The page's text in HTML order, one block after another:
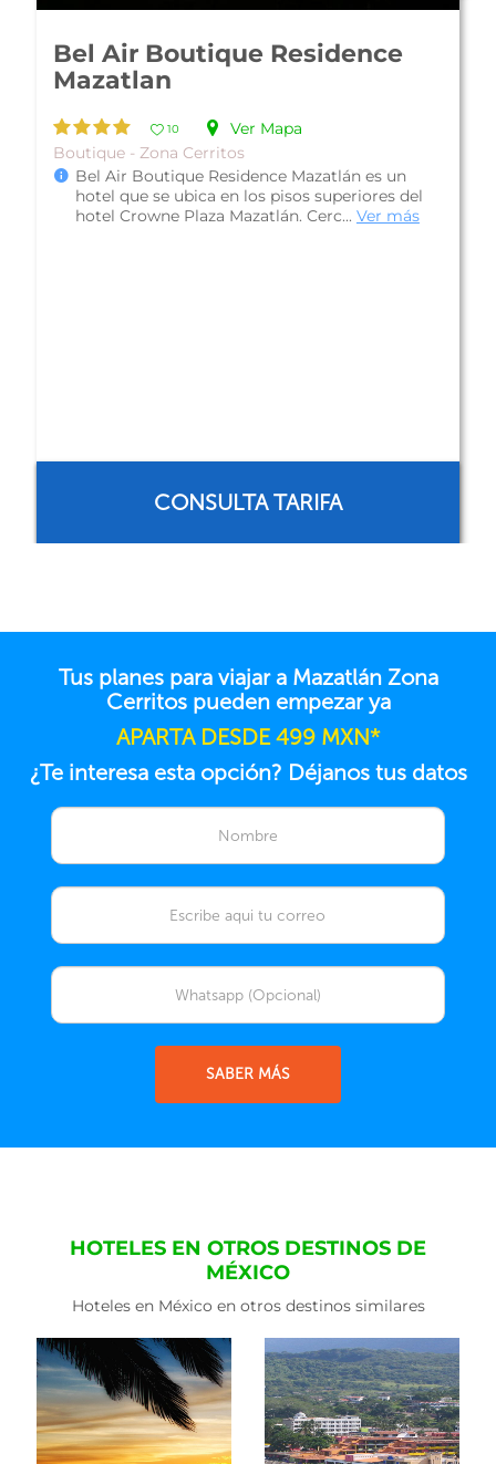
Hotel Torres Mazatlán
Familiar - Zona Cerritos
Hotel Torres Mazatlán, ofrece una muy buena
ubicación a pie de playa, cerca de la Marina, del
Centro De Convenciones, del ...Ver más
CONSULTA TARIFA
Tus planes para viajar a Mazatlán Zona
Cerritos pueden empezar ya
APARTA DESDE 499 MXN*
¿Te interesa esta opción? Déjanos tus datos
SABER MÁS
HOTELES EN OTROS DESTINOS DE
MÉXICO
Hoteles en México en otros destinos similares